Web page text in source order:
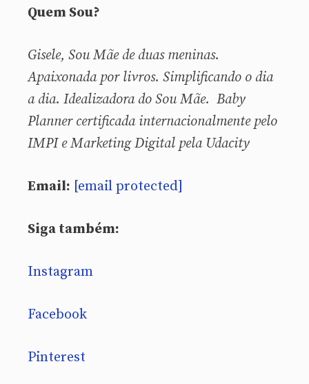
Quem Sou?
Gisele, Sou Mãe de duas meninas.
Apaixonada por livros. Simplificando o dia
a dia. Idealizadora do Sou Mãe. Baby
Planner certificada internacionalmente pelo
IMPI e Marketing Digital pela Udacity
Email: [email protected]
Siga também:
Instagram
Facebook
Pinterest